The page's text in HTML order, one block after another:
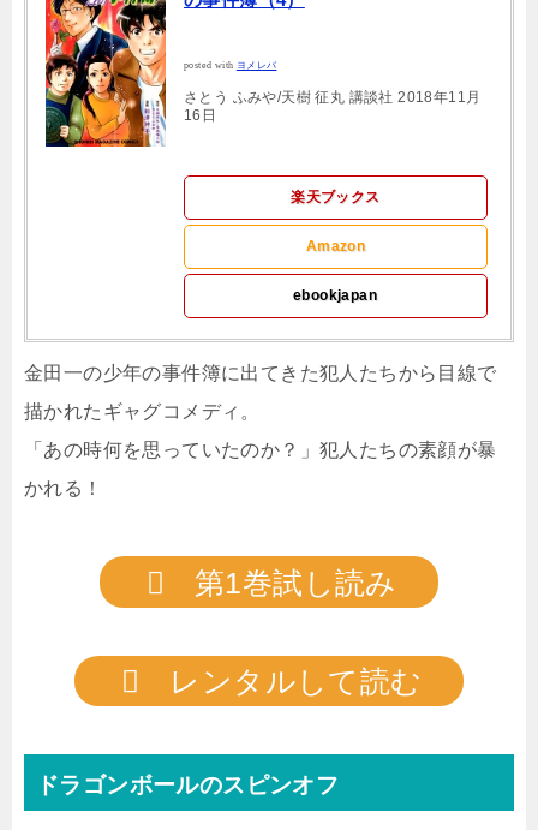
posted with ヨメレバ
さとう ふみや/天樹 征丸 講談社 2018年11月
16日
楽天ブックス
Amazon
ebookjapan
金田一の少年の事件簿に出てきた犯人たちから目線で
描かれたギャグコメディ。
「あの時何を思っていたのか？」犯人たちの素顔が暴
かれる！
第1巻試し読み
レンタルして読む
ドラゴンボールのスピンオフ